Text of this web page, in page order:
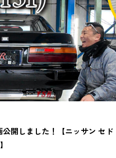
開しました！【ニッサン セド